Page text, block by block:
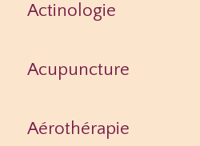
Actinologie
Acupuncture
Aérothérapie